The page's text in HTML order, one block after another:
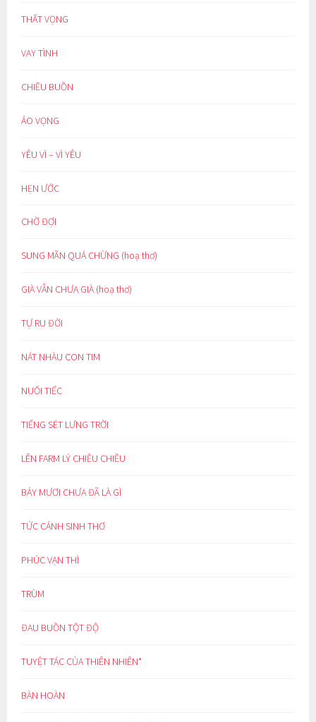
THẤT VỌNG
VAY TÌNH
CHIỀU BUỒN
ẢO VỌNG
YÊU VÌ – VÌ YÊU
HẸN ƯỚC
CHỜ ĐỢI
SUNG MÃN QUÁ CHỪNG (hoạ thơ)
GIÀ VẪN CHƯA GIÀ (hoạ thơ)
TỰ RU ĐỜI
NÁT NHÀU CON TIM
NUỐI TIẾC
TIẾNG SÉT LƯNG TRỜI
LÊN FARM LÝ CHIỀU CHIỀU
BẢY MƯƠI CHƯA ĐÃ LÀ GÌ
TỨC CẢNH SINH THƠ
PHÚC VẠN THÌ
TRÙM
ĐAU BUỒN TỘT ĐỘ
TUYỆT TÁC CỦA THIÊN NHIÊN*
BÀN HOÀN